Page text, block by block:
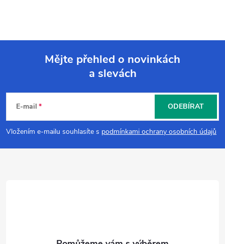
p
a
Mějte přehled o novinkách
a slevách
E-mail
Vložením e-mailu souhlasíte s podmínkami ochrany osobních údajů
ODEBÍRAT